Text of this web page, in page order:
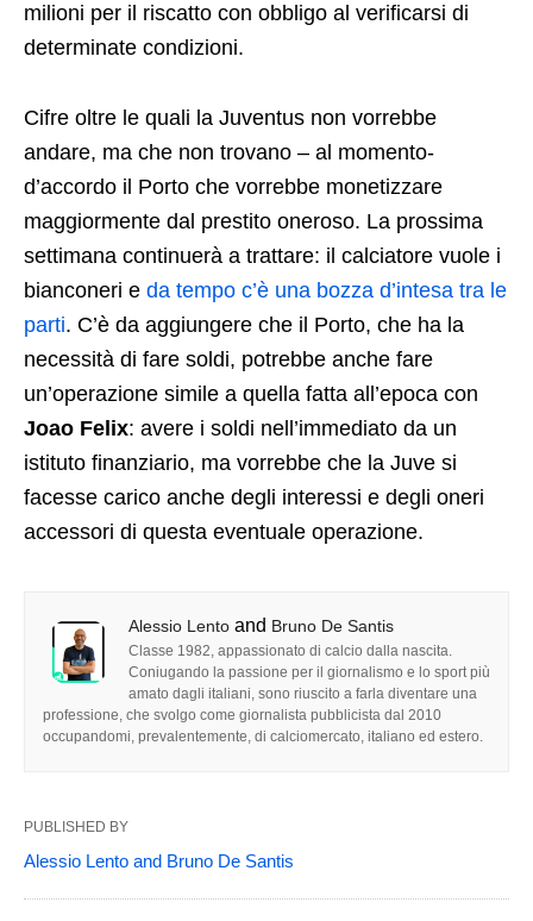
milioni per il riscatto con obbligo al verificarsi di
determinate condizioni.
Cifre oltre le quali la Juventus non vorrebbe
andare, ma che non trovano – al momento-
d’accordo il Porto che vorrebbe monetizzare
maggiormente dal prestito oneroso. La prossima
settimana continuerà a trattare: il calciatore vuole i
bianconeri e da tempo c’è una bozza d’intesa tra le
parti. C’è da aggiungere che il Porto, che ha la
necessità di fare soldi, potrebbe anche fare
un’operazione simile a quella fatta all’epoca con
Joao Felix: avere i soldi nell’immediato da un
istituto finanziario, ma vorrebbe che la Juve si
facesse carico anche degli interessi e degli oneri
accessori di questa eventuale operazione.
Alessio Lento and Bruno De Santis
Classe 1982, appassionato di calcio dalla nascita.
Coniugando la passione per il giornalismo e lo sport più
amato dagli italiani, sono riuscito a farla diventare una
professione, che svolgo come giornalista pubblicista dal 2010
occupandomi, prevalentemente, di calciomercato, italiano ed estero.
PUBLISHED BY
Alessio Lento and Bruno De Santis